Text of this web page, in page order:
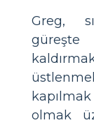
Greg,
güreşte
olmak